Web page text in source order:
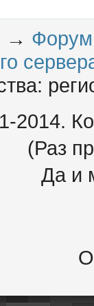
→ Форум
2014.
(Раз
Да и